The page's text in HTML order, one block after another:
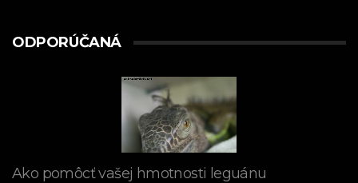
ODPORÚČANÁ
Ako pomôcť vašej hmotnosti leguánu